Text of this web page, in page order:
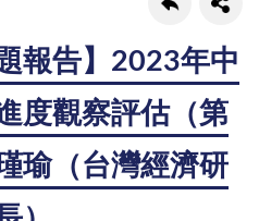
報告】2023年中
度觀察評估（第
瑜（台灣經濟研